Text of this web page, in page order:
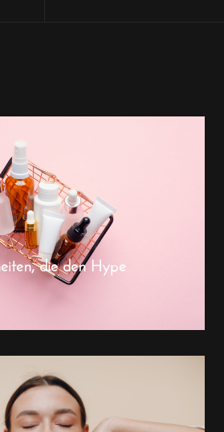
die den Hype